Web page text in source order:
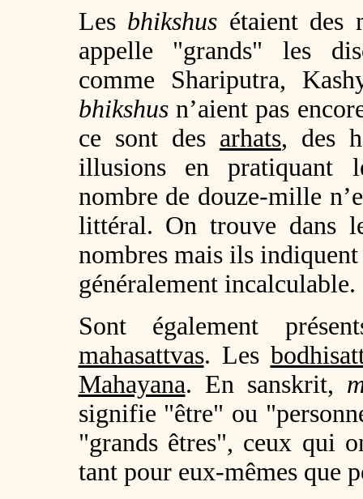
Les bhikshus étaient des
appelle "grands" les
comme Shariputra,
bhikshusn’aient pas
ce sont des arhats, des
illusions en pratiquant
nombre de douze-mille
littéral. On trouve dans
nombres mais ils
généralement incalculable.
Sont également
mahasattvas. Les
Mahayana. En sanskrit,
signifie "être" ou
"grands êtres", ceux qui
tant pour eux-mêmes que